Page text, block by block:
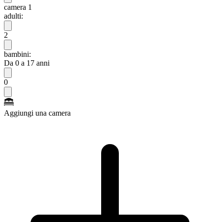
camera 1
adulti:
2
bambini:
Da 0 a 17 anni
0
Aggiungi una camera